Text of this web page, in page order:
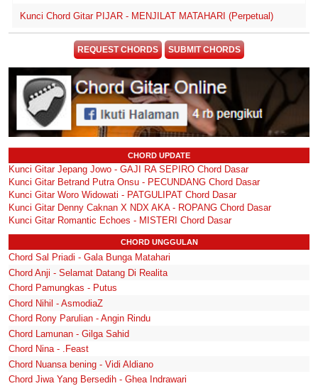
Kunci Chord Gitar PIJAR - MENJILAT MATAHARI (Perpetual)
REQUEST CHORDS SUBMIT CHORDS
CHORD UPDATE
Kunci Gitar Jepang Jowo - GAJI RA SEPIRO Chord Dasar
Kunci Gitar Betrand Putra Onsu - PECUNDANG Chord Dasar
Kunci Gitar Woro Widowati - PATGULIPAT Chord Dasar
Kunci Gitar Denny Caknan X NDX AKA - ROPANG Chord Dasar
Kunci Gitar Romantic Echoes - MISTERI Chord Dasar
CHORD UNGGULAN
Chord Sal Priadi - Gala Bunga Matahari
Chord Anji - Selamat Datang Di Realita
Chord Pamungkas - Putus
Chord Nihil - AsmodiaZ
Chord Rony Parulian - Angin Rindu
Chord Lamunan - Gilga Sahid
Chord Nina - .Feast
Chord Nuansa bening - Vidi Aldiano
Chord Jiwa Yang Bersedih - Ghea Indrawari